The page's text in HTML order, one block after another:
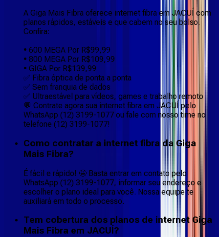
A Giga Mais Fibra oferece internet fibra em JACUÍ com
planos rápidos, estáveis e que cabem no seu bolso.
Confira:
• 600 MEGA Por R$99,99
• 800 MEGA Por R$109,99
• GIGA Por R$139,99
✅ Fibra óptica de ponta a ponta
✅ Sem franquia de dados
✅ Ultraestável para vídeos, games e trabalho remoto
💬 Contrate agora sua internet fibra em JACUÍ pelo
WhatsApp (12) 3199-1077 ou fale com nosso time no
telefone (12) 3199-1077!
Como contratar a internet fibra da Giga
Mais Fibra?
É fácil e rápido! 🤩 Basta entrar em contato pelo
WhatsApp (12) 3199-1077, informar seu endereço e
escolher o plano ideal para você. Nossa equipe te
auxiliará em todo o processo.
Tem cobertura dos planos de internet Giga
Mais Fibra em JACUÍ?